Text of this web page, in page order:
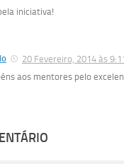
iniciativa!
20 Fevereiro, 2014 às
aos mentores pelo